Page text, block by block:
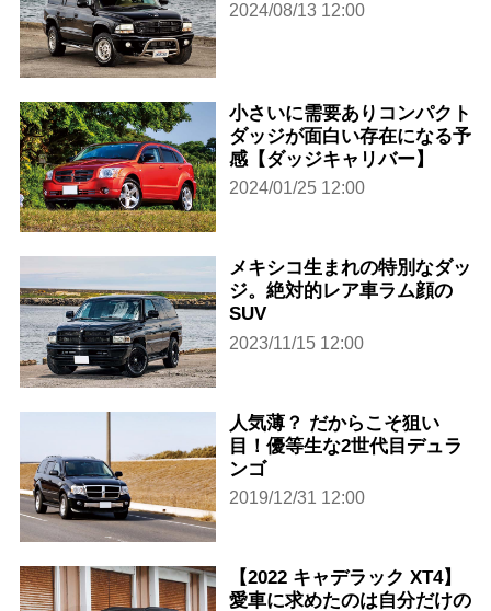
2024/08/13 12:00
小さいに需要ありコンパクト
ダッジが面白い存在になる予
感【ダッジキャリバー】
2024/01/25 12:00
メキシコ生まれの特別なダッ
ジ。絶対的レア車ラム顔の
SUV
2023/11/15 12:00
人気薄？ だからこそ狙い
目！優等生な2世代目デュラ
ンゴ
2019/12/31 12:00
【2022 キャデラック XT4】
愛車に求めたのは自分だけの